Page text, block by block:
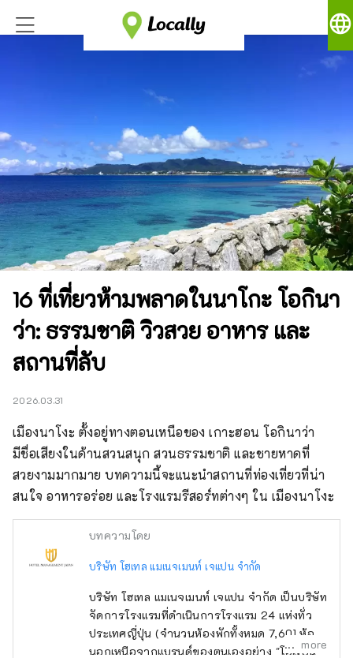
language
16 ที่เที่ยวห้ามพลาดในนาโกะ โอกินา
ว่า: ธรรมชาติ วิวสวย อาหาร และ
สถานที่ลับ
2026.03.31
เมืองนาโงะ ตั้งอยู่ทางตอนเหนือของ เกาะฮอน โอกินาว่า
มีชื่อเสียงในด้านสวนสนุก สวนธรรมชาติ และชายหาดที่
สวยงามมากมาย บทความนี้จะแนะนำสถานที่ท่องเที่ยวที่น่า
สนใจ อาหารอร่อย และโรงแรมรีสอร์ทต่างๆ ใน เมืองนาโงะ
บทความโดย
บริษัท โฮเทล แมเนจเมนท์ เจแปน จำกัด
บริษัท โฮเทล แมเนจเมนท์ เจแปน จำกัด เป็นบริษัท
จัดการโรงแรมที่ดำเนินการโรงแรม 24 แห่งทั่ว
ประเทศญี่ปุ่น (จำนวนห้องพักทั้งหมด 7,601 ห้อง)
นอกเหนือจากแบรนด์ของตนเองอย่าง "โอเรียน
more